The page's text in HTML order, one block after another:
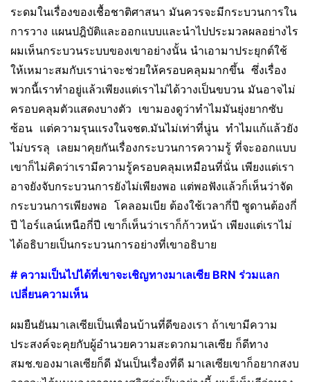
ระดมในเรื่องของเชื้อชาติศาสนา มันควรจะมีกระบวนการใน
การวาง แผนปฎิบัติและออกแบบและนำไปประมวลผลอย่างไร
ผมเห็นกระบวนระบบของเขาอย่างนั้น นำเอามาประยุกต์ใช้
ให้เหมาะสมกับเราน่าจะช่วยให้ครอบคลุมมากขึ้น ซึ่งเรื่อง
พวกนี้เราทำอยู่แล้วเพียงแต่เราไม่ได้วางเป็นขบวน มันอาจไม่
ครอบคลุมตัวแสดงบางตัว เขามองดูว่าทำไมมันยุ่งยากซับ
ซ้อน แต่ความรุนแรงในจชต.มันไม่เท่าที่นู่น ทำไมแก้แล้วยัง
ไม่บรรลุ เลยมาคุยกันเรื่องกระบวนการความรู้ ที่จะออกแบบ
เขาก็ไม่คิดว่าเรามีความรู้ครอบคลุมเหมือนที่นั่น เพียงแต่เรา
อาจยังจับกระบวนการยังไม่เพียงพอ แต่พอฟังแล้วก็เห็นว่าจัด
กระบวนการเพียงพอ โคลอมเบีย ต้องใช้เวลากี่ปี ซูดานต้องกี่
ปี ไอร์แลน์เหนือกี่ปี เขาก็เห็นว่าเราก็ก้าวหน้า เพียงแต่เราไม่
ได้อธิบายเป็นกระบวนการอย่างที่เขาอธิบาย
# ความเป็นไปได้ที่เขาจะเชิญทางมาเลเซีย BRN ร่วมแลก
เปลี่ยนความเห็น
ผมยืนยันมาเลเซียเป็นเพื่อนบ้านที่ดีของเรา ถ้าเขามีความ
ประสงค์จะคุยกับผู้อำนวยความสะดวกมาเลเซีย ก็ดีทาง
สมช.ของมาเลเซียก็ดี มันเป็นเรื่องที่ดี มาเลเซียเขาก็อยากสงบ